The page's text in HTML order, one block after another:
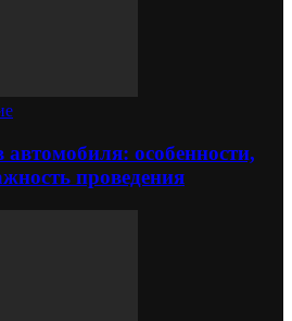
автомобиля: особенности,
проведения